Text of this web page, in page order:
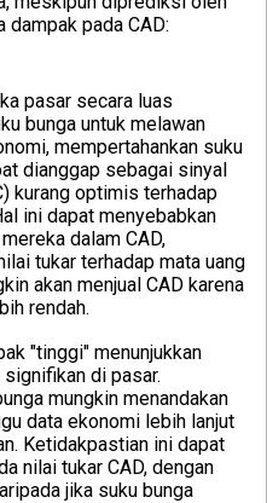
pada CAD:
pasar secara luas
bunga untuk melawan
mempertahankan suku
dianggap sebagai sinyal
kurang optimis terhadap
ini dapat menyebabkan
dalam CAD,
tukar terhadap mata uang
akan menjual CAD karena
rendah.
"tinggi" menunjukkan
di pasar.
mungkin menandakan
data ekonomi lebih lanjut
Ketidakpastian ini dapat
nilai tukar CAD, dengan
jika suku bunga